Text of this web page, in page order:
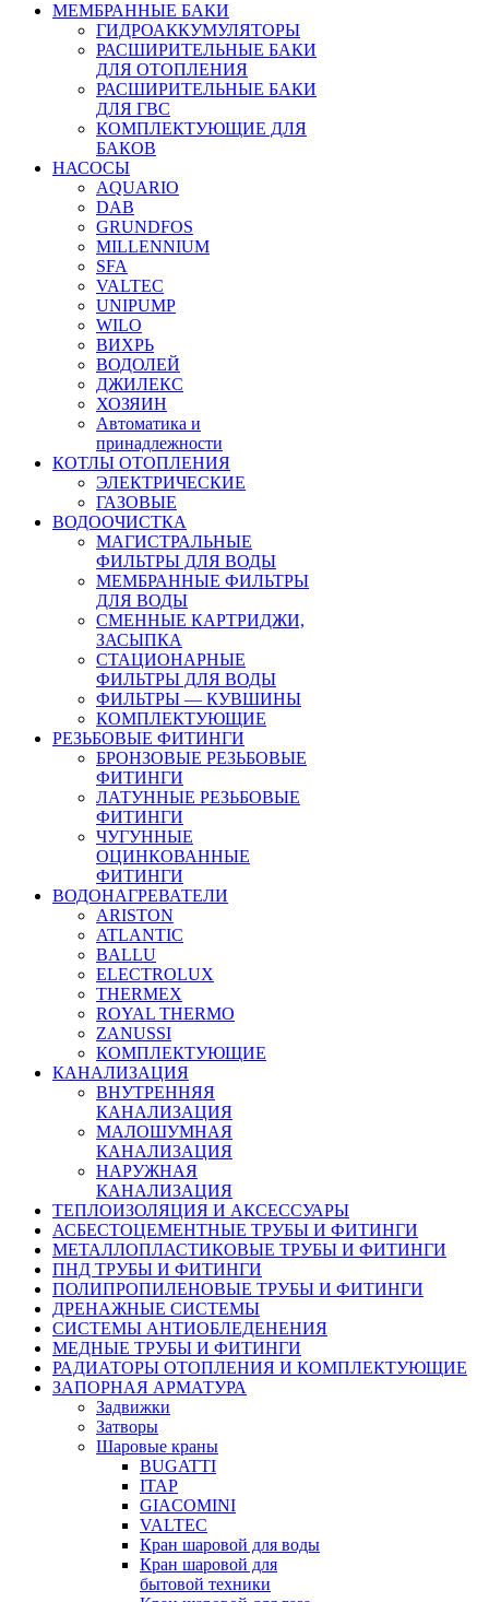
МЕМБРАННЫЕ БАКИ
ГИДРОАККУМУЛЯТОРЫ
РАСШИРИТЕЛЬНЫЕ БАКИ
ДЛЯ ОТОПЛЕНИЯ
РАСШИРИТЕЛЬНЫЕ БАКИ
ДЛЯ ГВС
КОМПЛЕКТУЮЩИЕ ДЛЯ
БАКОВ
НАСОСЫ
AQUARIO
DAB
GRUNDFOS
MILLENNIUM
SFA
VALTEC
UNIPUMP
WILO
ВИХРЬ
ВОДОЛЕЙ
ДЖИЛЕКС
ХОЗЯИН
Автоматика и
принадлежности
КОТЛЫ ОТОПЛЕНИЯ
ЭЛЕКТРИЧЕСКИЕ
ГАЗОВЫЕ
ВОДООЧИСТКА
МАГИСТРАЛЬНЫЕ
ФИЛЬТРЫ ДЛЯ ВОДЫ
МЕМБРАННЫЕ ФИЛЬТРЫ
ДЛЯ ВОДЫ
СМЕННЫЕ КАРТРИДЖИ,
ЗАСЫПКА
СТАЦИОНАРНЫЕ
ФИЛЬТРЫ ДЛЯ ВОДЫ
ФИЛЬТРЫ — КУВШИНЫ
КОМПЛЕКТУЮЩИЕ
РЕЗЬБОВЫЕ ФИТИНГИ
БРОНЗОВЫЕ РЕЗЬБОВЫЕ
ФИТИНГИ
ЛАТУННЫЕ РЕЗЬБОВЫЕ
ФИТИНГИ
ЧУГУННЫЕ
ОЦИНКОВАННЫЕ
ФИТИНГИ
ВОДОНАГРЕВАТЕЛИ
ARISTON
ATLANTIC
BALLU
ELECTROLUX
THERMEX
ROYAL THERMO
ZANUSSI
КОМПЛЕКТУЮЩИЕ
КАНАЛИЗАЦИЯ
ВНУТРЕННЯЯ
КАНАЛИЗАЦИЯ
МАЛОШУМНАЯ
КАНАЛИЗАЦИЯ
НАРУЖНАЯ
КАНАЛИЗАЦИЯ
ТЕПЛОИЗОЛЯЦИЯ И АКСЕССУАРЫ
АСБЕСТОЦЕМЕНТНЫЕ ТРУБЫ И ФИТИНГИ
МЕТАЛЛОПЛАСТИКОВЫЕ ТРУБЫ И ФИТИНГИ
ПНД ТРУБЫ И ФИТИНГИ
ПОЛИПРОПИЛЕНОВЫЕ ТРУБЫ И ФИТИНГИ
ДРЕНАЖНЫЕ СИСТЕМЫ
СИСТЕМЫ АНТИОБЛЕДЕНЕНИЯ
МЕДНЫЕ ТРУБЫ И ФИТИНГИ
РАДИАТОРЫ ОТОПЛЕНИЯ И КОМПЛЕКТУЮЩИЕ
ЗАПОРНАЯ АРМАТУРА
Задвижки
Затворы
Шаровые краны
BUGATTI
ITAP
GIACOMINI
VALTEC
Кран шаровой для воды
Кран шаровой для
бытовой техники